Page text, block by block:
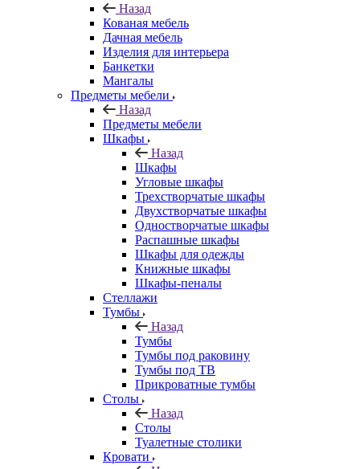
Назад
Кованая мебель
Дачная мебель
Изделия для интерьера
Банкетки
Мангалы
Предметы мебели
Назад
Предметы мебели
Шкафы
Назад
Шкафы
Угловые шкафы
Трехстворчатые шкафы
Двухстворчатые шкафы
Одностворчатые шкафы
Распашные шкафы
Шкафы для одежды
Книжные шкафы
Шкафы-пеналы
Стеллажи
Тумбы
Назад
Тумбы
Тумбы под раковину
Тумбы под ТВ
Прикроватные тумбы
Столы
Назад
Столы
Туалетные столики
Кровати